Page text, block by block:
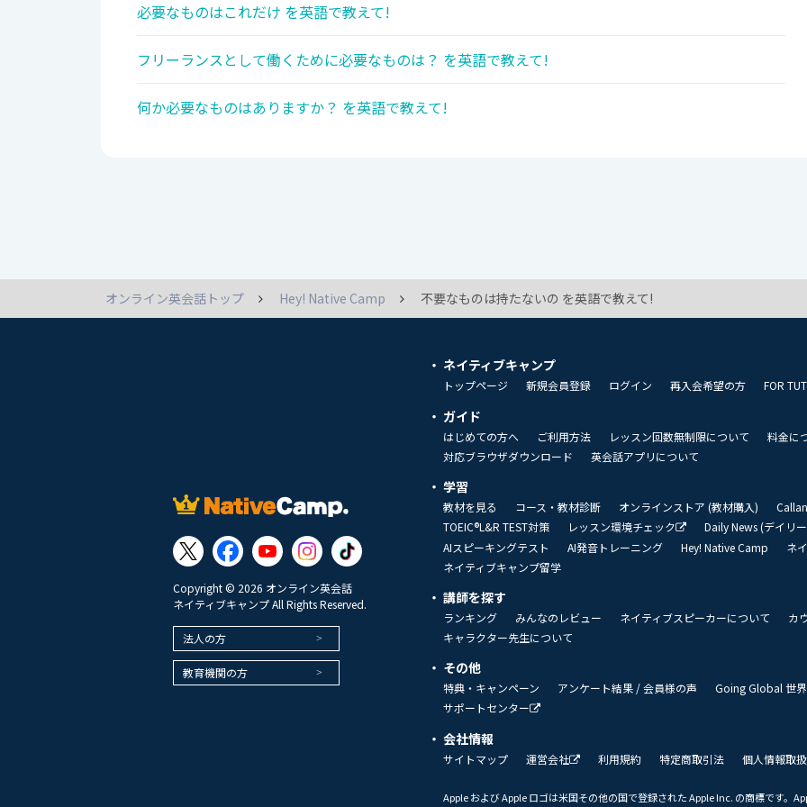
必要なものはこれだけ を英語で教えて!
フリーランスとして働くために必要なものは？ を英語で教えて!
何か必要なものはありますか？ を英語で教えて!
オンライン英会話トップ Hey! Native Camp 不要なものは持たないの を英語で教えて!
Copyright © 2026 オンライン英会話
ネイティブキャンプ All Rights Reserved.
法人の方
教育機関の方
ネイティブキャンプ
トップページ 新規会員登録 ログイン 再入会希望の方 FOR
ガイド
はじめての方へ ご利用方法 レッスン回数無制限について
料金に
対応ブラウザダウンロード
英会話アプリについて
学習
教材を見る コース・教材診断 オンラインストア (教材購入)
TOEIC®L&R TEST対策
レッスン環境チェック
Daily News (デイリ
AIスピーキングテスト
AI発音トレーニング Hey! Native Camp
ネ
ネイティブキャンプ留学
講師を探す
ランキング みんなのレビュー ネイティブスピーカーについて
カ
キャラクター先生について
その他
特典・キャンペーン アンケート結果 / 会員様の声
Going Global 世
サポートセンター
会社情報
サイトマップ 運営会社 利用規約 特定商取引法 個人情報取
Apple および Apple ロゴは米国その他の国で登録された Apple Inc. の商標です。